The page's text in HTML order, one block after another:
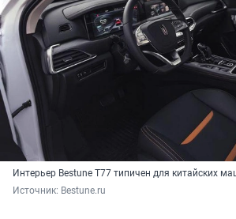
Интерьер Bestune T77 типичен для китайских
Источник: Bestune.ru